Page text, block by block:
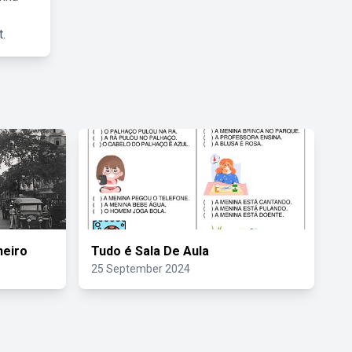
Tudo é Sala De Aula
25 September 2024